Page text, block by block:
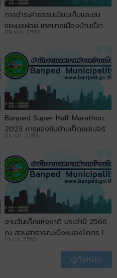
การชำระค่าธรรมเนียมเก็บและขน
ขยะมูลฝอย เทศบาลเมืองบ้านเป็ด
09 พ.ค. 2567
ฺBanped Super Half Marathon
2023 การแข่งขันบ้านเป็ดซุปเปอร์
ฮาร์ฟมาราธอน ครั้งที่ 12
04 ธ.ค. 2566
งานวันเด็กแห่งชาติ ประจำปี 2566
ณ สวนสาธารณะบึงหนองโคตร l
เทศบาลตำบลบ้านเป็ด
14 ม.ค 2566
ดูทั้งหมด